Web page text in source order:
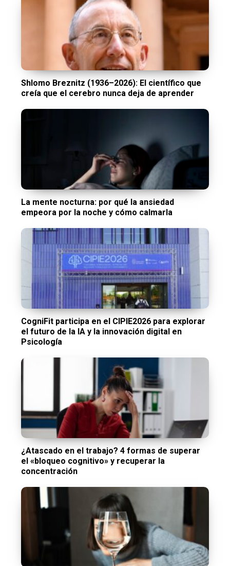
Shlomo Breznitz (1936–2026): El científico que
creía que el cerebro nunca deja de aprender
La mente nocturna: por qué la ansiedad
empeora por la noche y cómo calmarla
CogniFit participa en el CIPIE2026 para explorar
el futuro de la IA y la innovación digital en
Psicología
¿Atascado en el trabajo? 4 formas de superar
el «bloqueo cognitivo» y recuperar la
concentración